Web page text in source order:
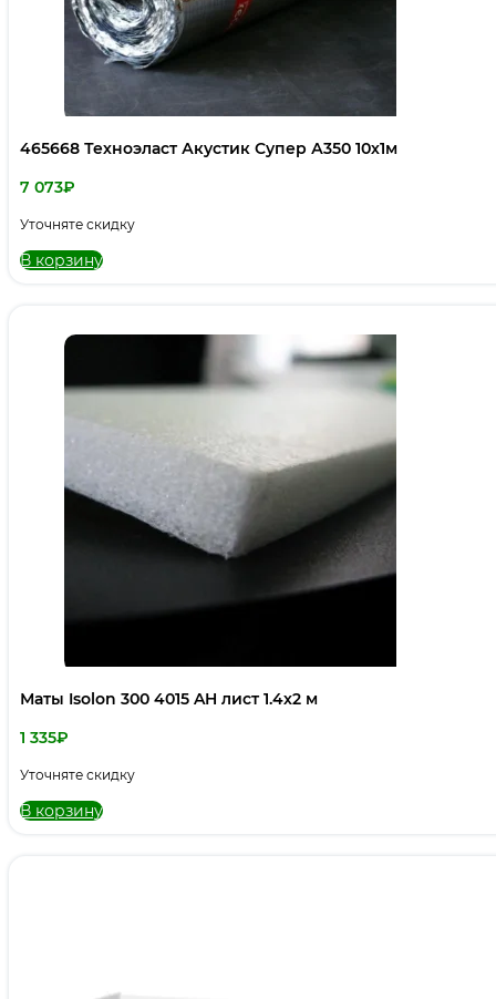
465668 Техноэласт Акустик Супер А350 10х1м
7 073₽
Уточняте скидку
В корзину
Маты Isolon 300 4015 AH лист 1.4х2 м
1 335₽
Уточняте скидку
В корзину